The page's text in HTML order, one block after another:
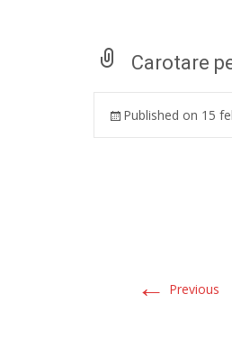
Carotare
Published on 15
← Previous